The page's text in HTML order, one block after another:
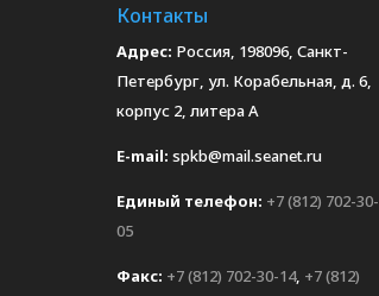
Контакты
Адрес: Россия, 198096, Санкт-
Петербург, ул. Корабельная, д. 6,
корпус 2, литера А
E-mail: spkb@mail.seanet.ru
Единый телефон: +7 (812) 702-30-
05
Факс: +7 (812) 702-30-14, +7 (812)